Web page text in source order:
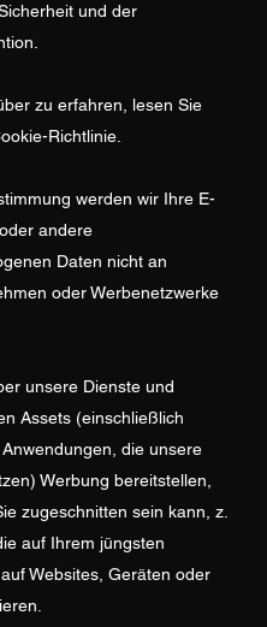
und der
zu erfahren, lesen Sie
Richtlinie.
werden wir Ihre E-
andere
Daten nicht an
oder Werbenetzwerke
unsere Dienste und
Assets (einschließlich
die unsere
Werbung bereitstellen,
zugeschnitten sein kann, z.
auf Ihrem jüngsten
Websites, Geräten oder